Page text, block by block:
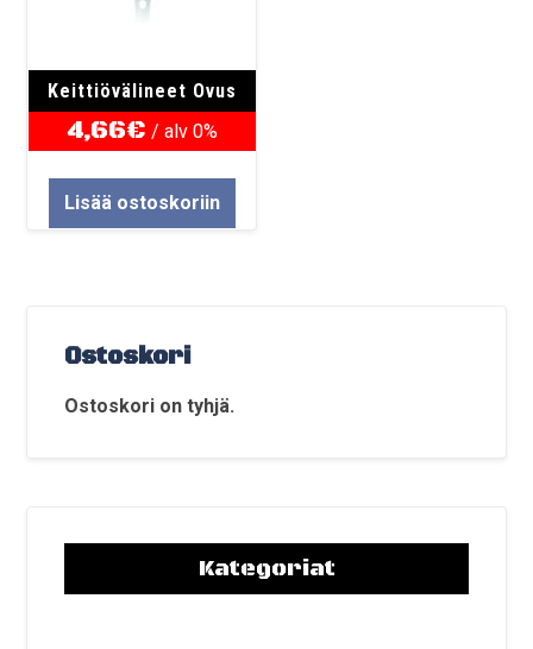
Keittiövälineet Ovus
4,66€ / alv 0%
Lisää ostoskoriin
Ostoskori
Ostoskori on tyhjä.
Kategoriat